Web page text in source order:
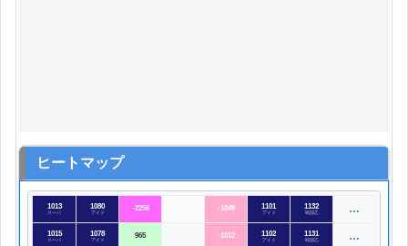
ヒートマップ
1013
スーパ
1080
アイド -2256 -1849 1101
アイド
1132
戦国乙 …
1015
スーパ
1078
アイド 965 -1012 1102
アイド
1131
戦国乙 …